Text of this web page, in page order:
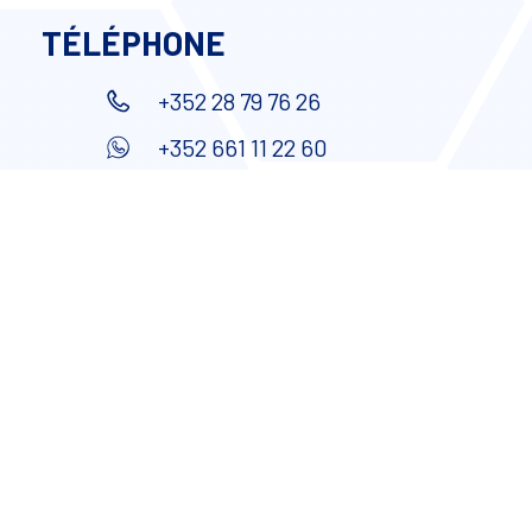
TÉLÉPHONE
+352 28 79 76 26
+352 661 11 22 60